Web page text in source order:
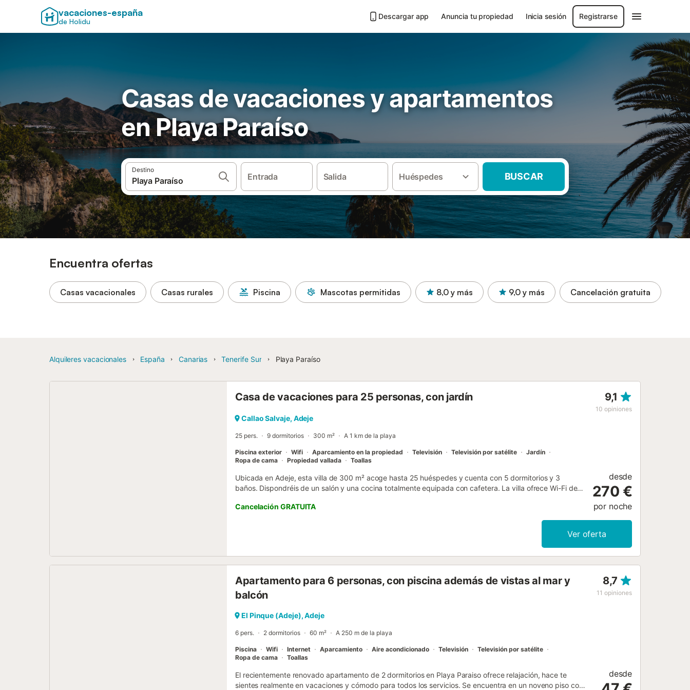
vacaciones-españa
de Holidu
Descargar app Anuncia tu propiedad Inicia sesión Registrarse
Casas de vacaciones y apartamentos
en Playa Paraíso
Destino
Entrada Salida Huéspedes BUSCAR
Encuentra ofertas
Casas vacacionales Casas rurales Piscina Mascotas permitidas 8,0 y más 9,0 y más Cancelación gratuita
Alquileres vacacionales España Canarias Tenerife Sur Playa Paraíso
Casa de vacaciones para 25 personas, con jardín 9,1
10 opiniones
Callao Salvaje, Adeje
25 pers. 9 dormitorios 300 m² A 1 km de la playa
Piscina exterior Wifi Aparcamiento en la propiedad Televisión Televisión por satélite
Jardín
Ropa de cama
Propiedad vallada Toallas
Ubicada en Adeje, esta villa de 300 m² acoge hasta 25 huéspedes y cuenta con 5 dormitorios y 3
baños. Dispondréis de un salón y una cocina totalmente equipada con cafetera. La villa ofrece Wi-Fi de
comodidad. Salid al exterior y disfrutad del jardín privado, terraza cubierta y balcón con impresionantes
vistas al mar y la montaña. La piscina privada al aire libre incluye cama balinesa y 15 tumbonas. También
hay ducha exterior disponible. La propiedad dispone de 4 plazas de aparcamiento compartidas y está
propiedad, pero no dentro de la villa. No se permiten eventos ni fiestas y se debe respetar el horario de
compartidos. En la zona encontraréis calas preciosas y excelentes restaurantes para descubrir. Servicio
de limpieza y alquiler de coches disponibles por un suplemento durante vuestra estancia....
Cancelación GRATUITA
desde
270 €
por noche
Ver oferta
Apartamento para 6 personas, con piscina además de vistas al mar y
balcón
8,7
11 opiniones
El Pinque (Adeje), Adeje
6 pers. 2 dormitorios 60 m² A 250 m de la playa
Piscina Wifi Internet Aparcamiento Aire acondicionado Televisión
Televisión por satélite
Ropa de cama
Toallas
El recientemente renovado apartamento de 2 dormitorios en Playa Paraiso ofrece relajación, hace te
sientes realmente en vacaciones y cómodo para todos los servicios. Se encuentra en un noveno piso con
desde